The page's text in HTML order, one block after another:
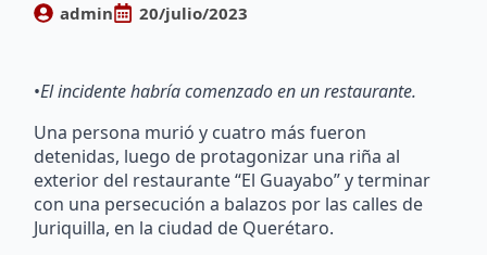
admin 20/julio/2023
•El incidente habría comenzado en un restaurante.
Una persona murió y cuatro más fueron
detenidas, luego de protagonizar una riña al
exterior del restaurante “El Guayabo” y terminar
con una persecución a balazos por las calles de
Juriquilla, en la ciudad de Querétaro.